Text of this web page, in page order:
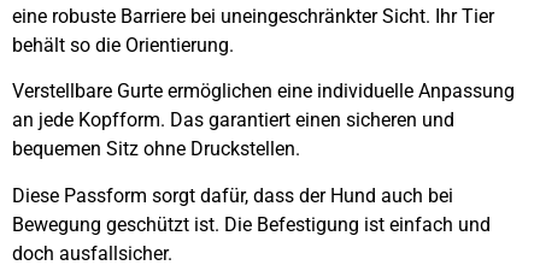
eine robuste Barriere bei uneingeschränkter Sicht. Ihr Tier
behält so die Orientierung.
Verstellbare Gurte ermöglichen eine individuelle Anpassung
an jede Kopfform. Das garantiert einen sicheren und
bequemen Sitz ohne Druckstellen.
Diese Passform sorgt dafür, dass der Hund auch bei
Bewegung geschützt ist. Die Befestigung ist einfach und
doch ausfallsicher.